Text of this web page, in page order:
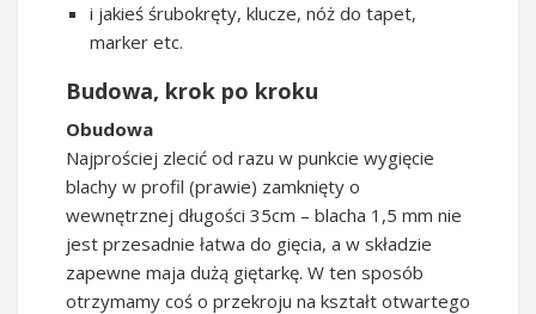
i jakieś śrubokręty, klucze, nóż do tapet,
marker etc.
Budowa, krok po kroku
Obudowa
Najprościej zlecić od razu w punkcie wygięcie
blachy w profil (prawie) zamknięty o
wewnętrznej długości 35cm – blacha 1,5 mm nie
jest przesadnie łatwa do gięcia, a w składzie
zapewne maja dużą giętarkę. W ten sposób
otrzymamy coś o przekroju na kształt otwartego